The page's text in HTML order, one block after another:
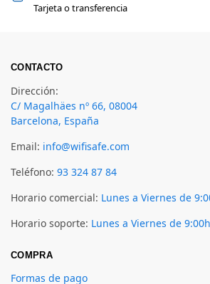
Tarjeta o transferencia
CONTACTO
Dirección:
C/ Magalhäes nº 66, 08004
Barcelona, España
Email: info@wifisafe.com
Teléfono: 93 324 87 84
Horario comercial: Lunes a Viernes de
Horario soporte: Lunes a Viernes de
COMPRA
Formas de pago